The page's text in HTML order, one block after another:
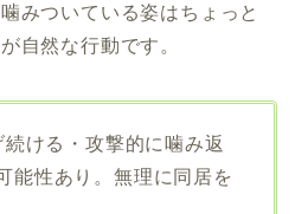
みついている姿はちょっと
自然な行動です。
ける・攻撃的に噛み返
能性あり。無理に同居を